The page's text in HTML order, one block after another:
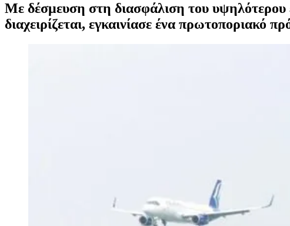
Mε δέσμευση στη διασφάλιση του
διαχειρίζεται, εγκαινίασε ένα πρωτοποριακό